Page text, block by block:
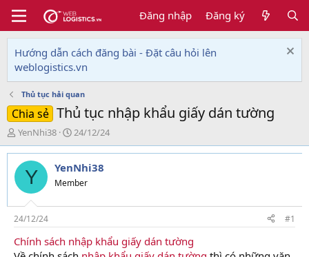
Đăng nhập Đăng ký
Hướng dẫn cách đăng bài - Đặt câu hỏi lên
weblogistics.vn
Thủ tục hải quan
Chia sẻ Thủ tục nhập khẩu giấy dán tường
T
h
r
e
d
s
t
a
r
YenNhi38
N
g
à
y
g
i
24/12/24
Y YenNhi38
Member
24/12/24 #1
Chính sách nhập khẩu giấy dán tường